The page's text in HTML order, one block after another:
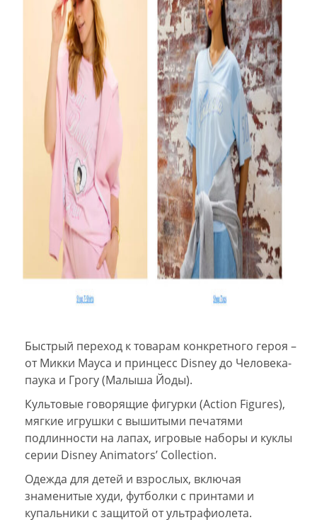
Быстрый переход к товарам конкретного героя –
от Микки Мауса и принцесс Disney до Человека-
паука и Грогу (Малыша Йоды).
Культовые говорящие фигурки (Action Figures),
мягкие игрушки с вышитыми печатями
подлинности на лапах, игровые наборы и куклы
серии Disney Animators’ Collection.
Одежда для детей и взрослых, включая
знаменитые худи, футболки с принтами и
купальники с защитой от ультрафиолета.